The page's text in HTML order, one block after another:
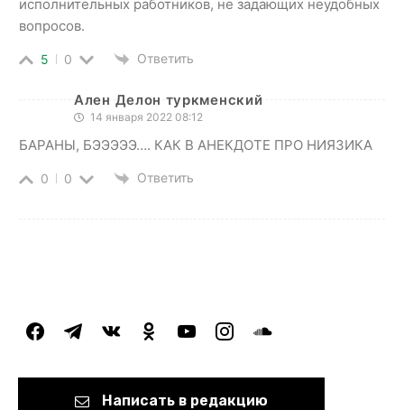
исполнительных работников, не задающих неудобных
вопросов.
5 0 Ответить
Ален Делон туркменский
14 января 2022 08:12
БАРАНЫ, БЭЭЭЭЭ…. КАК В АНЕКДОТЕ ПРО НИЯЗИКА
0 0 Ответить
facebooktelegramvkontakteodnoklassniki
youtubeinstagramsoundcloud
Написать в редакцию